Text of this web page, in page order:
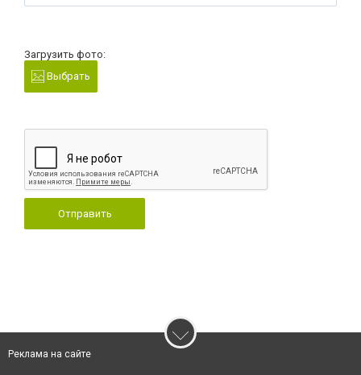
Загрузить фото:
Выбрать
Отправить
Реклама на сайте